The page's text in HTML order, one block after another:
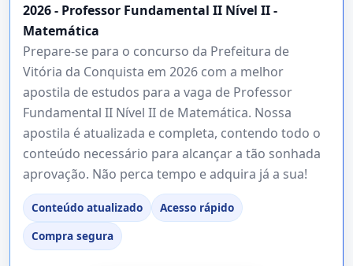
2026 - Professor Fundamental II Nível II -
Matemática
Prepare-se para o concurso da Prefeitura de
Vitória da Conquista em 2026 com a melhor
apostila de estudos para a vaga de Professor
Fundamental II Nível II de Matemática. Nossa
apostila é atualizada e completa, contendo todo o
conteúdo necessário para alcançar a tão sonhada
aprovação. Não perca tempo e adquira já a sua!
Conteúdo atualizado
Acesso rápido
Compra segura